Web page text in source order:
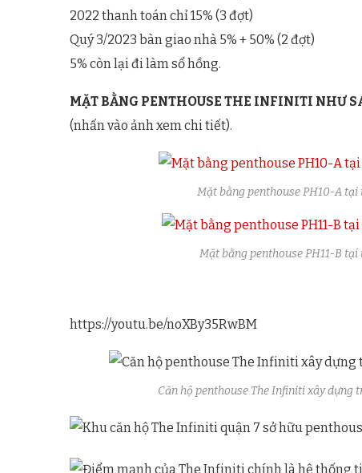
2022 thanh toán chỉ 15% (3 đợt)
Quý 3/2023 bàn giao nhà 5% + 50% (2 đợt)
5% còn lại đi làm sổ hồng.
MẶT BẰNG PENTHOUSE THE INFINITI NHƯ
(nhấn vào ảnh xem chi tiết).
Mặt bằng penthouse PH10-A tại
Mặt bằng penthouse PH11-B
https://youtu.be/noXBy35RwBM
Căn hộ penthouse The Infiniti xây dựng